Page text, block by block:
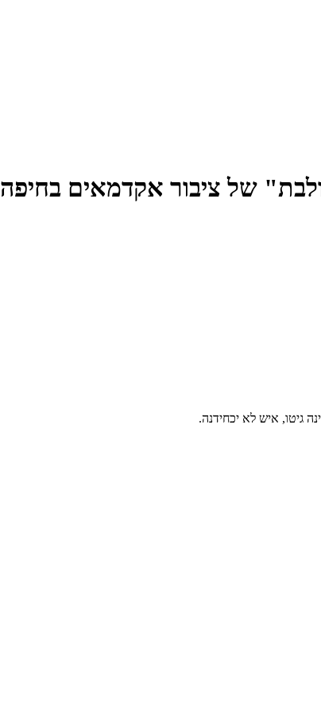
של ציבור אקדמאים בחיפה
גיטו, איש לא יכחידנה.